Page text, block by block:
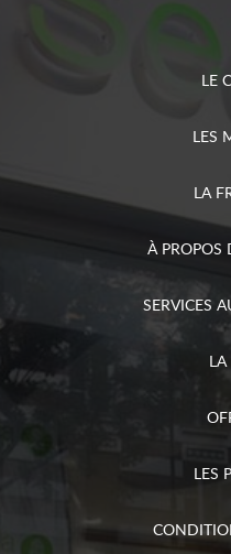
LE
LES
LA
À PROPOS
SERVICES
LA
LES